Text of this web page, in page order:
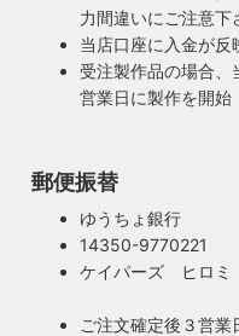
す。ハイロミドットコム
のインテリアや工業製品
て飽きの来ない無垢さや
イルでの提案にこだわっ
業者として届出を行って
力間違いにご注意下
当店口座に入金が反
受注製作品の場合、
営業日に製作を開始
郵便振替
ゆうちょ銀行
14350-9770221
ケイパーズ ヒロミ
ご注文確定後３営